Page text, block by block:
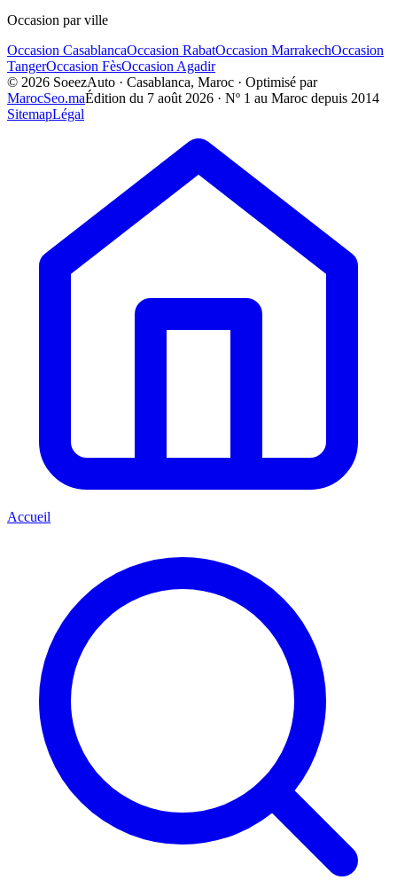
Occasion par ville
Occasion CasablancaOccasion RabatOccasion MarrakechOccasion
TangerOccasion FèsOccasion Agadir
© 2026 SoeezAuto · Casablanca, Maroc · Optimisé par
MarocSeo.maÉdition du 7 août 2026 · Nº 1 au Maroc depuis 2014
SitemapLégal
Accueil